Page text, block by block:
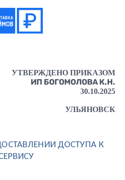
УТВЕРЖДЕНО ПРИКАЗОМ
ИП БОГОМОЛОВА К.Н.
30.10.2025
УЛЬЯНОВСК
ДОСТУПА К